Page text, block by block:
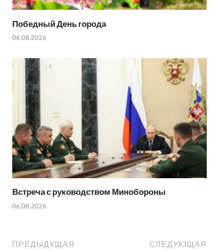
Победный День города
06.08.2026
Встреча с руководством Минобороны
06.08.2026
ПРЕДЫДУЩАЯ
СЛЕДУЮЩАЯ